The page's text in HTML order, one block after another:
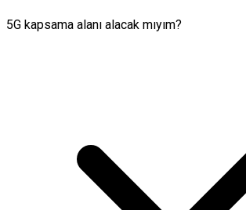
5G kapsama alanı alacak mıyım?